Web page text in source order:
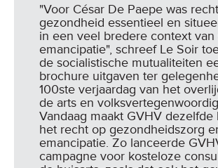
"Voor César De Paepe was
gezondheid essentieel en
in een veel bredere context van
emancipatie", schreef Le Soir
de socialistische mutualiteiten
brochure uitgaven ter
100ste verjaardag van het
de arts en
Vandaag maakt GVHV dezelfde
het recht op gezondheidszorg
emancipatie. Zo lanceerde
campagne voor kosteloze